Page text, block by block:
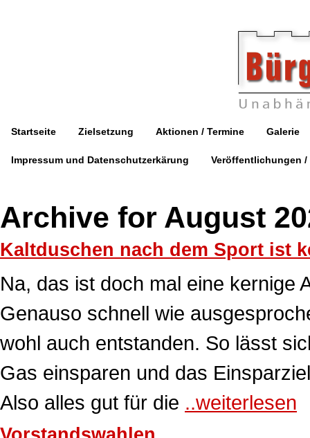
Startseite Zielsetzung Aktionen / Termine Galerie
Impressum und Datenschutzerkärung Veröffentlichungen /
Archive for August
Kaltduschen nach dem Sport ist
Na, das ist doch mal eine kernige
Genauso schnell wie
wohl auch entstanden. So lässt
Gas einsparen und das
Also alles gut für die ..weiterlesen